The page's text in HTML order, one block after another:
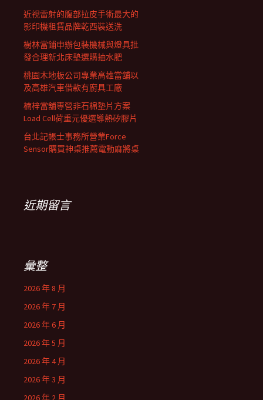
近視雷射的腹部拉皮手術最大的
影印機租賃品牌乾西裝送洗
樹林當鋪申辦包裝機械與燈具批
發合理新北床墊選購抽水肥
桃園木地板公司專業高雄當舖以
及高雄汽車借款有廚具工廠
楠梓當舖專營非石棉墊片方案
Load Cell荷重元優選導熱矽膠片
台北記帳士事務所營業Force
Sensor購買神桌推薦電動麻將桌
近期留言
彙整
2026 年 8 月
2026 年 7 月
2026 年 6 月
2026 年 5 月
2026 年 4 月
2026 年 3 月
2026 年 2 月